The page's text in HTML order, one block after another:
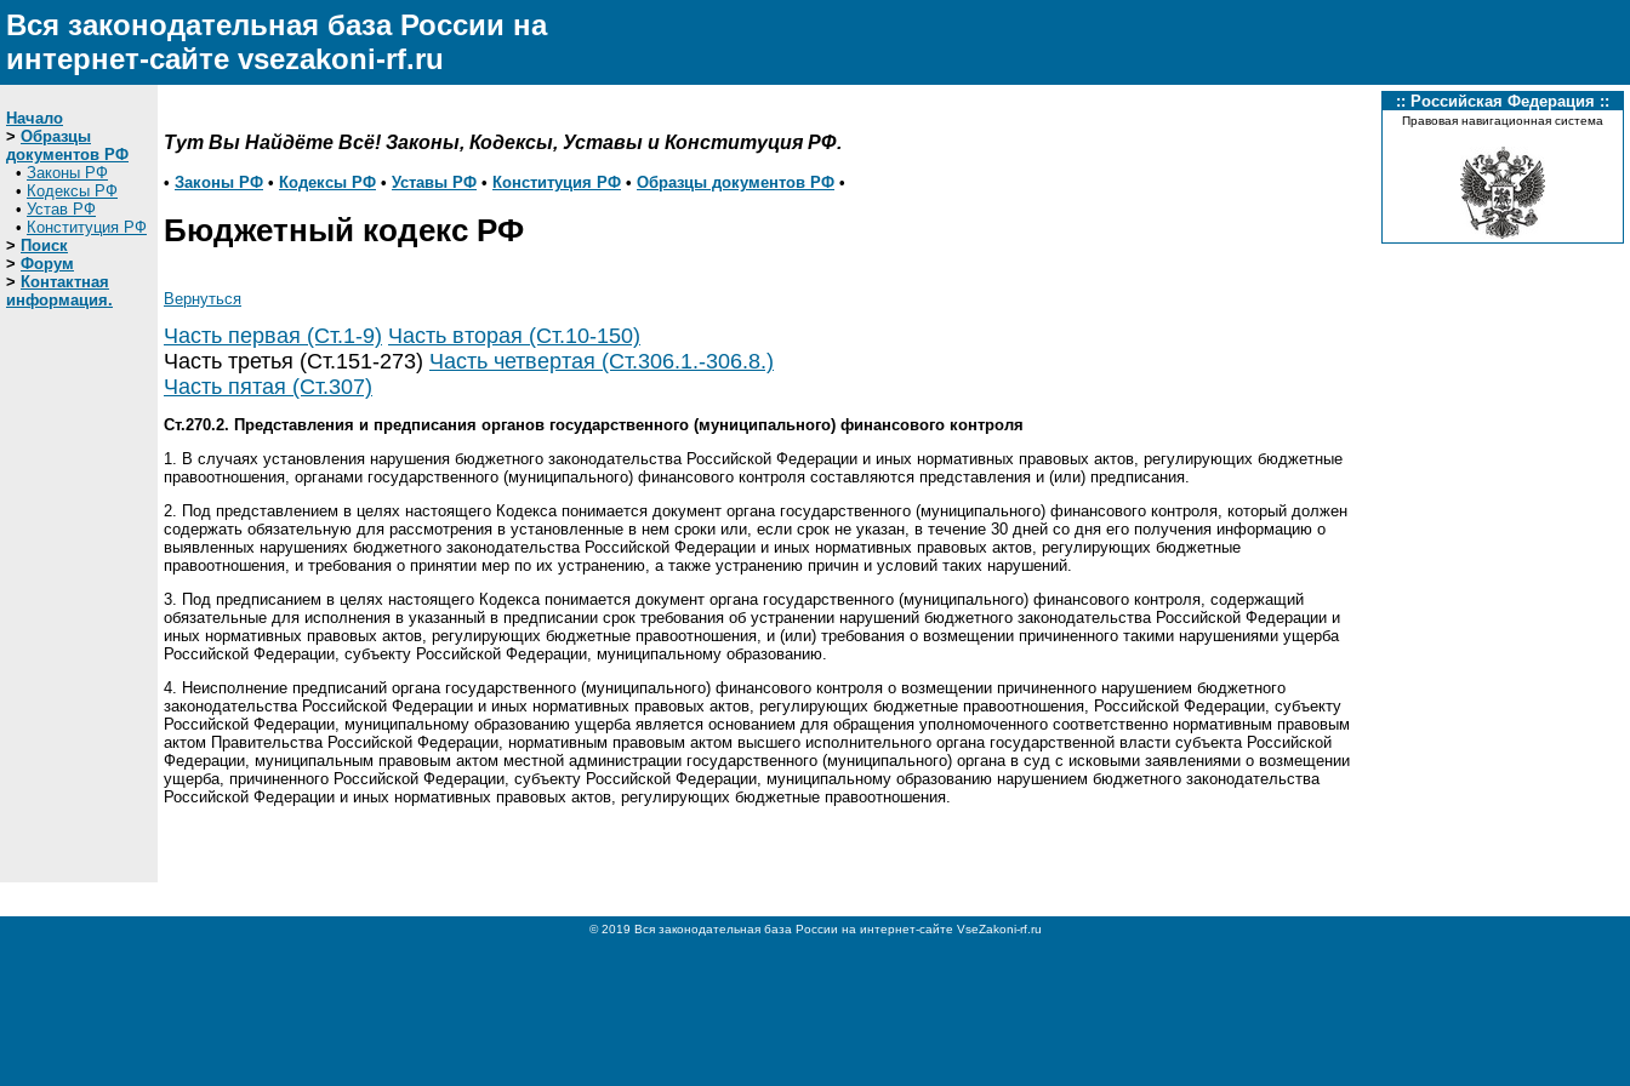
Вся законодательная база России на
интернет-сайте vsezakoni-rf.ru
Начало
> Образцы
документов РФ
• Законы РФ
• Кодексы РФ
• Устав РФ
• Конституция РФ
> Поиск
> Форум
> Контактная
информация.
Тут Вы Найдёте Всё! Законы, Кодексы, Уставы и Конституция РФ.
• Законы РФ • Кодексы РФ • Уставы РФ • Конституция РФ • Образцы документов РФ •
Бюджетный кодекс РФ
Вернуться
Часть первая (Ст.1-9) Часть вторая (Ст.10-150)
Часть третья (Ст.151-273) Часть четвертая (Ст.306.1.-306.8.)
Часть пятая (Ст.307)
Ст.270.2. Представления и предписания органов государственного (муниципального) финансового контроля
1. В случаях установления нарушения бюджетного законодательства Российской Федерации и иных нормативных правовых актов, регулирующих бюджетные
правоотношения, органами государственного (муниципального) финансового контроля составляются представления и (или) предписания.
2. Под представлением в целях настоящего Кодекса понимается документ органа государственного (муниципального) финансового контроля, который должен
содержать обязательную для рассмотрения в установленные в нем сроки или, если срок не указан, в течение 30 дней со дня его получения информацию о
выявленных нарушениях бюджетного законодательства Российской Федерации и иных нормативных правовых актов, регулирующих бюджетные
правоотношения, и требования о принятии мер по их устранению, а также устранению причин и условий таких нарушений.
3. Под предписанием в целях настоящего Кодекса понимается документ органа государственного (муниципального) финансового контроля, содержащий
обязательные для исполнения в указанный в предписании срок требования об устранении нарушений бюджетного законодательства Российской Федерации и
иных нормативных правовых актов, регулирующих бюджетные правоотношения, и (или) требования о возмещении причиненного такими нарушениями ущерба
Российской Федерации, субъекту Российской Федерации, муниципальному образованию.
4. Неисполнение предписаний органа государственного (муниципального) финансового контроля о возмещении причиненного нарушением бюджетного
законодательства Российской Федерации и иных нормативных правовых актов, регулирующих бюджетные правоотношения, Российской Федерации, субъекту
Российской Федерации, муниципальному образованию ущерба является основанием для обращения уполномоченного соответственно нормативным правовым
актом Правительства Российской Федерации, нормативным правовым актом высшего исполнительного органа государственной власти субъекта Российской
Федерации, муниципальным правовым актом местной администрации государственного (муниципального) органа в суд с исковыми заявлениями о возмещении
ущерба, причиненного Российской Федерации, субъекту Российской Федерации, муниципальному образованию нарушением бюджетного законодательства
Российской Федерации и иных нормативных правовых актов, регулирующих бюджетные правоотношения.
:: Российская Федерация ::
Правовая навигационная система
© 2019 Вся законодательная база России на интернет-сайте VseZakoni-rf.ru